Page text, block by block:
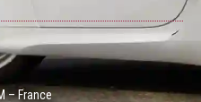
– France